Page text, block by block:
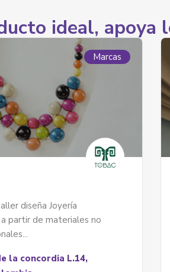
ideal, apoya
utilitarios
Somos
localidad